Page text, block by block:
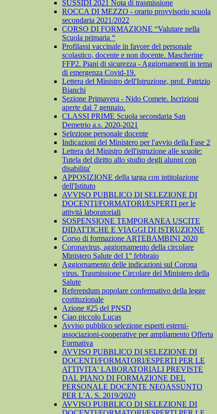
SUSSIDI 2021 Nota di trasmissione
ROCCA DI MEZZO - orario provvisorio scuola
secondaria 2021/2022
CORSO DI FORMAZIONE “Valutare nella
Scuola primaria “
Profilassi vaccinale in favore del personale
scolastico, docente e non docente. Mascherine
FFP2. Piani di sicurezza - Aggiornamenti in tema
di emergenza Covid-19.
Lettera del Ministro dell'Istruzione, prof. Patrizio
Bianchi
Sezione Primavera - Nido Comete. Iscrizioni
aperte dal 7 gennaio.
CLASSI PRIME Scuola secondaria San
Demetrio a.s. 2020-2021
Selezione personale docente
Indicazioni del Ministero per l'avvio della Fase 2
Lettera del Ministro dell'istruzione alle scuole:
Tutela del diritto allo studio degli alunni con
disabilita'
APPOSIZIONE della targa con intitolazione
dell'Istituto
AVVISO PUBBLICO DI SELEZIONE DI
DOCENTI/FORMATORI/ESPERTI per le
attività laboratoriali
SOSPENSIONE TEMPORANEA USCITE
DIDATTICHE E VIAGGI DI ISTRUZIONE
Corso di formazione ARTEBAMBINI 2020
Coronavirus, aggiornamento della circolare
Ministero Salute del 1° febbraio
Aggiornamento delle indicazioni sul Corona
virus. Trasmissione Circolare del Ministero della
Salute
Referendum popolare confermativo della legge
costituzionale
Azione #25 del PNSD
Ciao piccolo Lucas
Avviso pubblico selezione esperti esterni-
associazioni-cooperative per ampliamento Offerta
Formativa
AVVISO PUBBLICO DI SELEZIONE DI
DOCENTI/FORMATORI/ESPERTI PER LE
ATTIVITA' LABORATORIALI PREVISTE
DAL PIANO DI FORMAZIONE DEL
PERSONALE DOCENTE NEOASSUNTO
PER L'A. S. 2019/2020
AVVISO PUBBLICO DI SELEZIONE DI